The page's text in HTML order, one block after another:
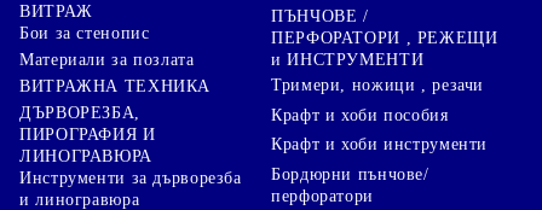
ВИТРАЖ
Бои за стенопис
Материали за позлата
ВИТРАЖНА ТЕХНИКА
ДЪРВОРЕЗБА,
ПИРОГРАФИЯ И
ЛИНОГРАВЮРА
Инструменти за дърворезба
и линогравюра
ПЪНЧОВЕ /
ПЕРФОРАТОРИ , РЕЖЕЩИ
и ИНСТРУМЕНТИ
Тримери, ножици , резачи
Крафт и хоби пособия
Крафт и хоби инструменти
Бордюрни пънчове/
перфоратори